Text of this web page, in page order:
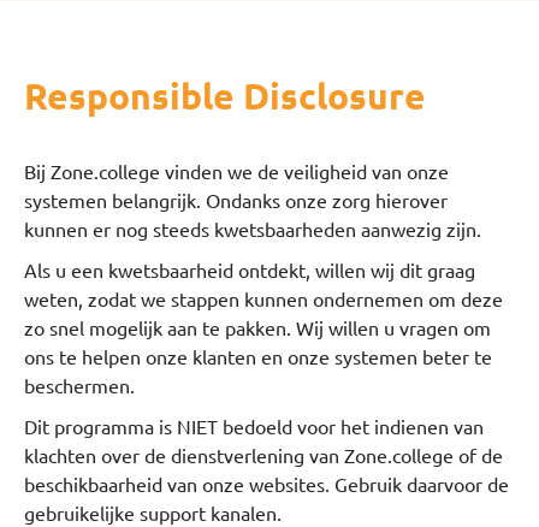
Responsible Disclosure
Bij Zone.college vinden we de veiligheid van onze
systemen belangrijk. Ondanks onze zorg hierover
kunnen er nog steeds kwetsbaarheden aanwezig zijn.
Als u een kwetsbaarheid ontdekt, willen wij dit graag
weten, zodat we stappen kunnen ondernemen om deze
zo snel mogelijk aan te pakken. Wij willen u vragen om
ons te helpen onze klanten en onze systemen beter te
beschermen.
Dit programma is NIET bedoeld voor het indienen van
klachten over de dienstverlening van Zone.college of de
beschikbaarheid van onze websites. Gebruik daarvoor de
gebruikelijke support kanalen.